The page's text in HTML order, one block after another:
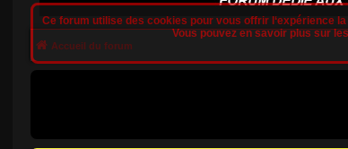
Accueil du forum
Ce forum utilise des cookies pour vous offrir l‘expérience
Vous pouvez en savoir plus sur